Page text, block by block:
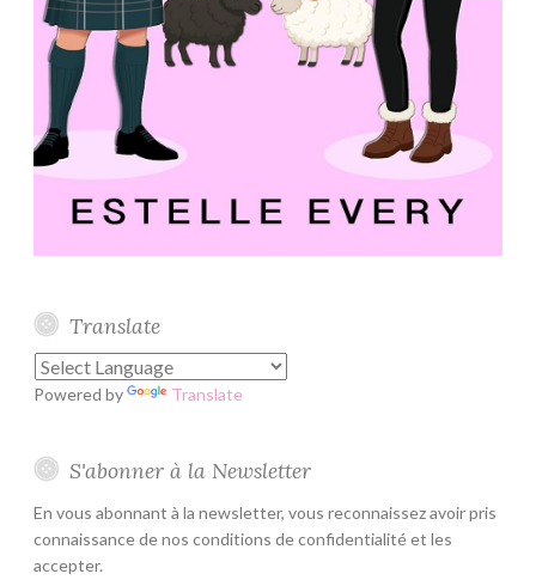
Translate
Powered by Translate
S'abonner à la Newsletter
En vous abonnant à la newsletter, vous reconnaissez avoir pris
connaissance de nos conditions de confidentialité et les
accepter.